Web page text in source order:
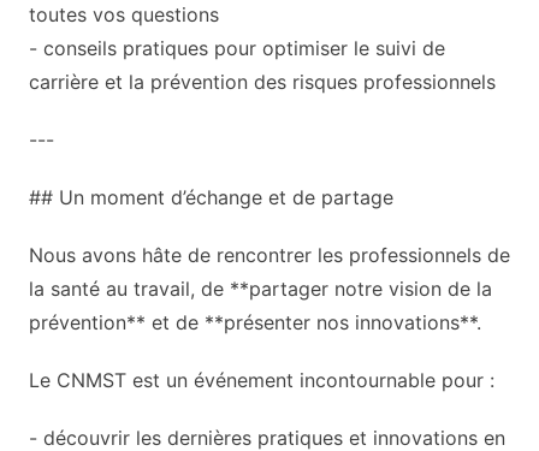
toutes vos questions
- conseils pratiques pour optimiser le suivi de
carrière et la prévention des risques professionnels
---
## Un moment d’échange et de partage
Nous avons hâte de rencontrer les professionnels de
la santé au travail, de **partager notre vision de la
prévention** et de **présenter nos innovations**.
Le CNMST est un événement incontournable pour :
- découvrir les dernières pratiques et innovations en